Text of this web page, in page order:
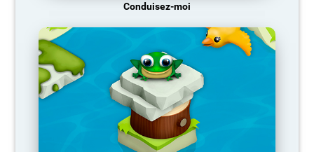
Conduisez-moi